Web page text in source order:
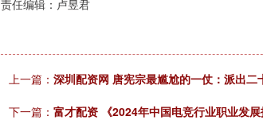
责任编辑：卢昱君
上一篇： 深圳配资网 唐宪宗最尴尬的一仗：派出
下一篇： 富才配资 《2024年中国电竞行业职业发